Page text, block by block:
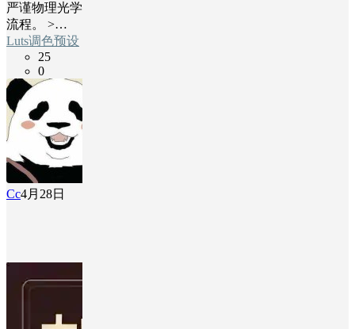
严谨物理光学
流程。 >…
Luts调色预设
25
0
Cc4月28日